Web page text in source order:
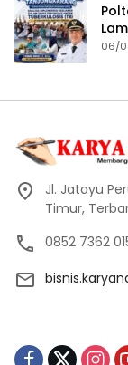
06/
Jl. Jatayu
Timur,
0852 7362